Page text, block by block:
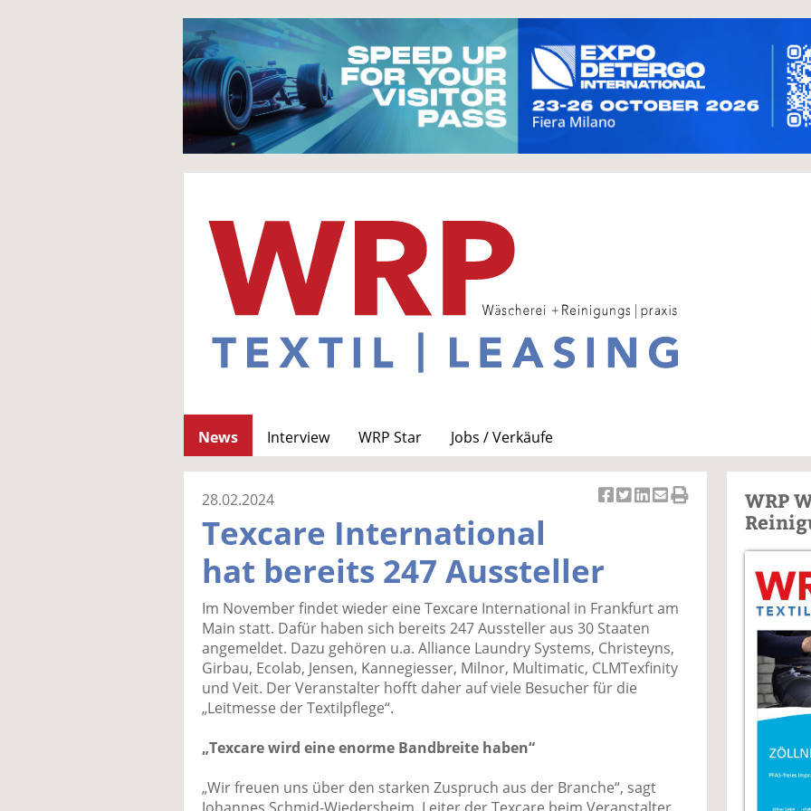
News Interview WRP Star
Jobs / Verkäufe
el
uf
F
ac
e
b
il
wi
tt
er
n
uf
Li
n
k
e
e
er
m
ai
d
ru
e
n
28.02.2024
Texcare International
hat bereits 247 Aussteller
Im November findet wieder eine Texcare International in Frankfurt am
Main statt. Dafür haben sich bereits 247 Aussteller aus 30 Staaten
angemeldet. Dazu gehören u.a. Alliance Laundry Systems, Christeyns,
Girbau, Ecolab, Jensen, Kannegiesser, Milnor, Multimatic, CLMTexfinity
und Veit. Der Veranstalter hofft daher auf viele Besucher für die
„Leitmesse der Textilpflege“.
„Texcare wird eine enorme Bandbreite haben“
„Wir freuen uns über den starken Zuspruch aus der Branche“, sagt
WRP